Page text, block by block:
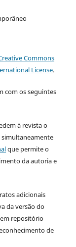
Commons
License.
com os seguintes
à revista o
que permite o
da autoria e
adicionais
da versão do
repositório
de